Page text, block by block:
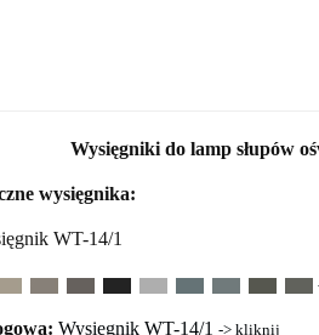
Wysięgniki do lamp słupów
wysięgnika:
WT-14/1
Wysięgnik WT-14/1 -> kliknij